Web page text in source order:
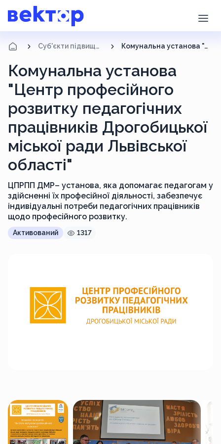
Суб'єкти підвищення кваліфікації Комунальна установа "Центр професійного розвитку педагогічних працівників Дрогобицької міської ради Львівської області"
Комунальна установа
"Центр професійного
розвитку педагогічних
працівників Дрогобицької
міської ради Львівської
області"
ЦПРПП ДМР– установа, яка допомагає педагогам у
здійсненні їх професійної діяльності, забезпечує
індивідуальні потреби педагогічних працівників
щодо професійного розвитку.
Активований 1317